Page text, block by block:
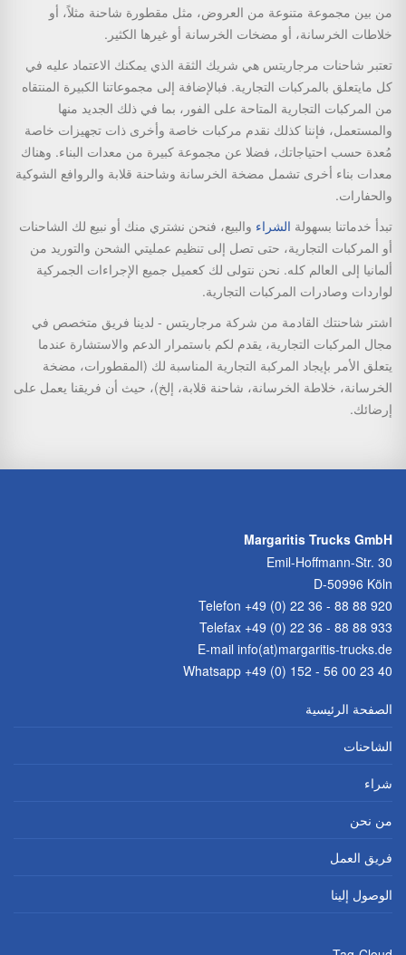
من بين مجموعة متنوعة من العروض، مثل مقطورة شاحنة مثلاً، أو
خلاطات الخرسانة، أو مضخات الخرسانة أو غيرها الكثير.
تعتبر شاحنات مرجاريتس هي شريك الثقة الذي يمكنك الاعتماد عليه في
كل مايتعلق بالمركبات التجارية. فبالإضافة إلى مجموعاتنا الكبيرة المنتقاه
من المركبات التجارية المتاحة على الفور، بما في ذلك الجديد منها
والمستعمل، فإننا كذلك نقدم مركبات خاصة وأخرى ذات تجهيزات خاصة
مُعدة حسب احتياجاتك، فضلا عن مجموعة كبيرة من معدات البناء. وهناك
معدات بناء أخرى تشمل مضخة الخرسانة وشاحنة قلابة والروافع الشوكية
والحفارات.
تبدأ خدماتنا بسهولة الشراء والبيع، فنحن نشتري منك أو نبيع لك الشاحنات
أو المركبات التجارية، حتى تصل إلى تنظيم عمليتي الشحن والتوريد من
ألمانيا إلى العالم كله. نحن نتولى لك كعميل جميع الإجراءات الجمركية
لواردات وصادرات المركبات التجارية.
اشتر شاحنتك القادمة من شركة مرجاريتس - لدينا فريق متخصص في
مجال المركبات التجارية، يقدم لكم باستمرار الدعم والاستشارة عندما
يتعلق الأمر بإيجاد المركبة التجارية المناسبة لك (المقطورات، مضخة
الخرسانة، خلاطة الخرسانة، شاحنة قلابة، إلخ)، حيث أن فريقنا يعمل على
إرضائك.
Margaritis Trucks GmbH
Emil-Hoffmann-Str. 30
D-50996 Köln
Telefon +49 (0) 22 36 - 88 88 920
Telefax +49 (0) 22 36 - 88 88 933
E-mail info(at)margaritis-trucks.de
Whatsapp +49 (0) 152 - 56 00 23 40
الصفحة الرئيسية
الشاحنات
شراء
من نحن
فريق العمل
الوصول إلينا